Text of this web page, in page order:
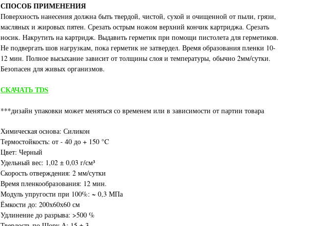
СПОСОБ ПРИМЕНЕНИЯ
Поверхность нанесения должна быть твердой, чистой, сухой и очищенной от пыли, грязи,
масляных и жировых пятен. Срезать острым ножом верхний кончик картриджа. Срезать
носик. Накрутить на картридж. Выдавить герметик при помощи пистолета для герметиков.
Не подвергать шов нагрузкам, пока герметик не затвердел. Время образования пленки 10-
12 мин. Полное высыхание зависит от толщины слоя и температуры, обычно 2мм/сутки.
Безопасен для живых организмов.
СКАЧАТЬ TDS
***дизайн упаковки может меняться со временем или в зависимости от партии товара
Химическая основа: Силикон
Термостойкость: от - 40 до + 150 °C
Цвет: Черный
Удельный вес: 1,02 ± 0,03 г/см³
Скорость отверждения: 2 мм/сутки
Время пленкообразования: 12 мин.
Модуль упругости при 100%: ~ 0,3 МПа
Ёмкости до: 200х60х60 см
Удлинение до разрыва: >500 %